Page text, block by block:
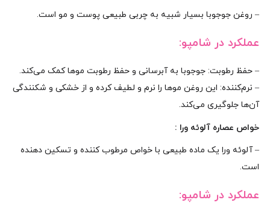
– روغن جوجوبا بسیار شبیه به چربی طبیعی پوست و مو است.
عملکرد در شامپو:
– حفظ رطوبت: جوجوبا به آبرسانی و حفظ رطوبت موها کمک می‌کند.
– نرم‌کننده: این روغن موها را نرم و لطیف کرده و از خشکی و شکنندگی
آن‌ها جلوگیری می‌کند.
خواص عصاره آلوئه‌ ورا :
– آلوئه‌ ورا یک ماده طبیعی با خواص مرطوب‌ کننده و تسکین‌ دهنده
است.
عملکرد در شامپو: